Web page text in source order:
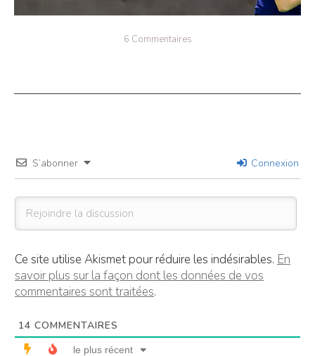
6 Commentaires
S’abonner Connexion
Ce site utilise Akismet pour réduire les indésirables. En
savoir plus sur la façon dont les données de vos
commentaires sont traitées.
14 COMMENTAIRES
le plus récent